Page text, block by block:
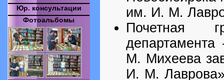
им. И. М.
Почетная
М. Михеева
И. М. Лаврова»
Юр. консультации
Фотоальбомы